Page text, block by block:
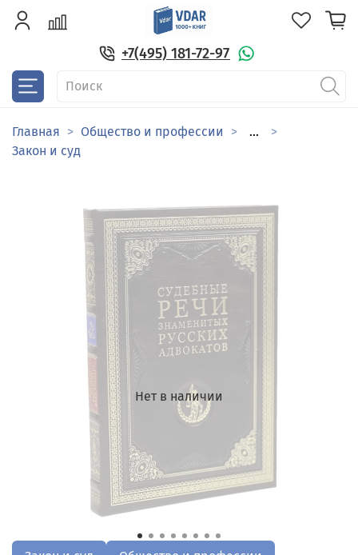
+7(495) 181-72-97
Главная Общество и профессии
...
Закон и суд
Нет в наличии